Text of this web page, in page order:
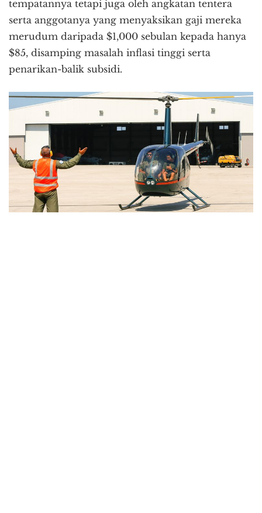
tempatannya tetapi juga oleh angkatan tentera
serta anggotanya yang menyaksikan gaji mereka
merudum daripada $1,000 sebulan kepada hanya
$85, disamping masalah inflasi tinggi serta
penarikan-balik subsidi.